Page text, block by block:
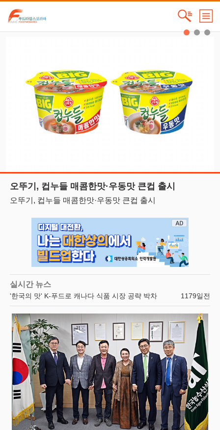
오뚜기, 컵누들 매콤한맛·우동맛 큰컵 출시
오뚜기, 컵누들 매콤한맛·우동맛 큰컵 출시
실시간 뉴스
'한국의 맛' K-푸드로 캐나다 식품 시장 공략 박차
1179일전
한국농수산식품유통공사, '전남 장애인 체육대회' 출전 소속 선수단 멋진 화이팅 기원1179일전
한국농수산식품유통공사, 미래 성장동력 '푸드테크' 산업 발전방안 모색
1183일전
한국농수산식품유통공사, 키르기스스탄 연수단에 농산물 유통 노하우 전수1183일전
한국농수산식품유통공사, (사)한국방송예술인단체연합회와 방송문화예술 및 농수산식품 산업 발전1183일전
한국농수산식품유통공사, 대한민국 전통장류 육성 및 수출 확대 모색
1184일전
한국거래소, 강원 홍천군 후동마을 1사1촌 농촌일손돕기 실시
1185일전
한국농수산식품유통공사, K-푸드 수출 확대 및 K-컬처 확산 협력방안 논의1156일전
'aT 스마트 스튜디오' 농가 상품 촬영부터 라이브 판매까지 원스톱 지원
1156일전
일본 Z세대, K-팝과 함께 K-푸드 열광!
1178일전